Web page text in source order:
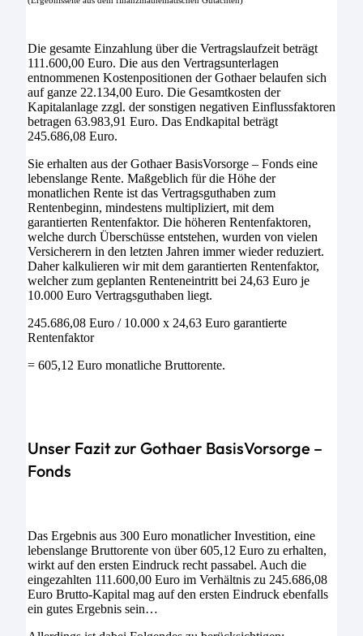
Die gesamte Einzahlung über die Vertragslaufzeit beträgt
111.600,00 Euro. Die aus den Vertragsunterlagen
entnommenen Kostenpositionen derGothaerbelaufen sich
auf ganze 22.134,00 Euro. Die Gesamtkosten der
Kapitalanlage zzgl. der sonstigen negativen Einflussfaktoren
betragen 63.983,91 Euro. Das Endkapital beträgt
245.686,08Euro.
Sie erhalten aus derGothaer BasisVorsorge – Fonds eine
lebenslange Rente. Maßgeblich für die Höhe der
monatlichen Rente ist das Vertragsguthaben zum
Rentenbeginn, mindestens multipliziert, mit dem
garantierten Rentenfaktor. Die höheren Rentenfaktoren,
welche durch Überschüsse entstehen, wurden von vielen
Versicherern in den letzten Jahren immer wieder reduziert.
Daher kalkulieren wir mit dem garantierten Rentenfaktor,
welcher zum geplanten Renteneintritt bei 24,63 Euro je
10.000 Euro Vertragsguthaben liegt.
245.686,08 Euro / 10.000 x 24,63 Euro garantierte
Rentenfaktor
= 605,12 Euro monatliche Bruttorente.
Unser Fazit zur Gothaer BasisVorsorge –
Fonds
Das Ergebnis aus 300 Euro monatlicher Investition, eine
lebenslange Bruttorente von über 605,12 Euro zu erhalten,
wirkt auf den ersten Eindruck recht passabel. Auch die
eingezahlten 111.600,00 Euro im Verhältnis zu 245.686,08
Euro Brutto-Kapital mag auf den ersten Eindruck ebenfalls
ein gutes Ergebnis sein…